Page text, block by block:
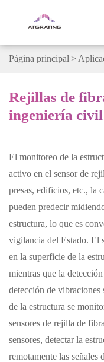
Página principal
Rejillas de
ingeniería civil
El monitoreo de la
activo en el sensor de
presas, edificios, etc., la
pueden predecir
estructura, lo que es
vigilancia del Estado. El
en la superficie de la
mientras que la
detección de vibraciones
de la estructura se
sensores de rejilla de
sensores, detectar la
remotamente las señales